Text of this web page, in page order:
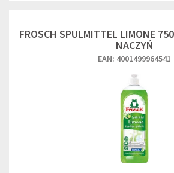
FROSCH SPULMITTEL LIMONE
NACZYŃ
EAN: 4001499964541